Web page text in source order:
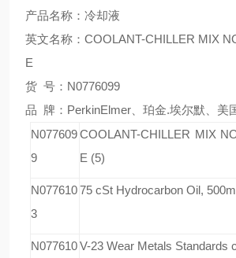
产品名称：冷却液
英文名称：COOLANT-CHILLER MIX
E
货 号：N0776099
品 牌：PerkinElmer、珀金.埃尔默、美
N077609
9
COOLANT-CHILLER MIX
E (5)
N077610
3
75 cSt Hydrocarbon Oil,
N077610V-23 Wear Metals Standards